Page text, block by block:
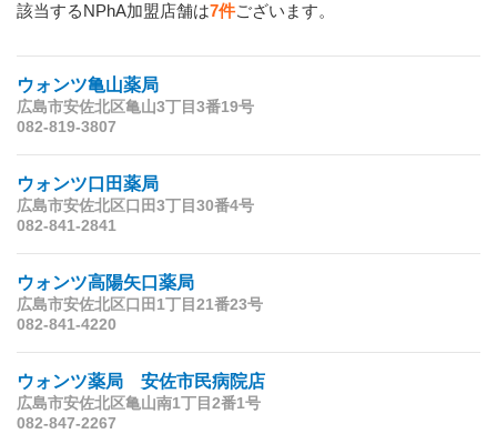
該当するNPhA加盟店舗は7件ございます。
ウォンツ亀山薬局
広島市安佐北区亀山3丁目3番19号
082-819-3807
ウォンツ口田薬局
広島市安佐北区口田3丁目30番4号
082-841-2841
ウォンツ高陽矢口薬局
広島市安佐北区口田1丁目21番23号
082-841-4220
ウォンツ薬局 安佐市民病院店
広島市安佐北区亀山南1丁目2番1号
082-847-2267